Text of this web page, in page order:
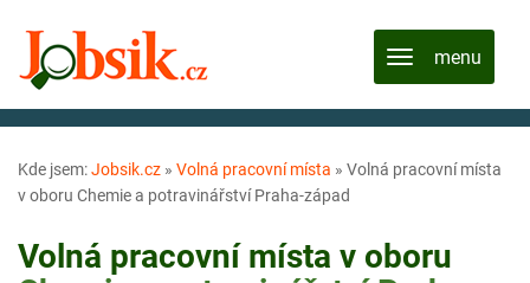
Kde jsem:Jobsik.cz » Volná pracovní místa » Volná pracovní místa
v oboru Chemie a potravinářství Praha-západ
Volná pracovní místa v oboru